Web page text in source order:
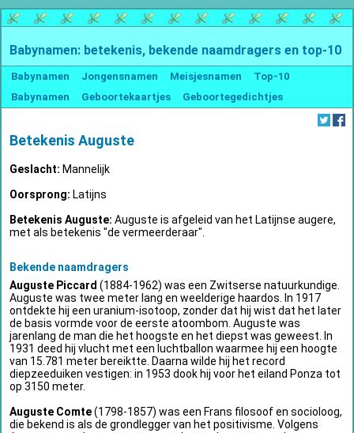
Babynamen: betekenis, bekende naamdragers en top-10
Babynamen Jongensnamen Meisjesnamen
Top-10
Babynamen
Geboortekaartjes Geboortegedichtjes
Betekenis Auguste
Geslacht: Mannelijk
Oorsprong: Latijns
Betekenis Auguste: Auguste is afgeleid van het Latijnse augere,
met als betekenis "de vermeerderaar".
Bekende naamdragers
Auguste Piccard (1884-1962) was een Zwitserse natuurkundige.
Auguste was twee meter lang en weelderige haardos. In 1917
ontdekte hij een uranium-isotoop, zonder dat hij wist dat het later
de basis vormde voor de eerste atoombom. Auguste was
jarenlang de man die het hoogste en het diepst was geweest. In
1931 deed hij vlucht met een luchtballon waarmee hij een hoogte
van 15.781 meter bereiktte. Daarna wilde hij het record
diepzeeduiken vestigen: in 1953 dook hij voor het eiland Ponza tot
op 3150 meter.
Auguste Comte(1798-1857) was een Frans filosoof en socioloog,
die bekend is als de grondlegger van het positivisme. Volgens